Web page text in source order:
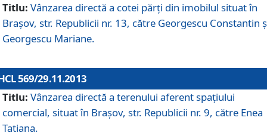
Titlu: Vânzarea directă a cotei părţi din imobilul situat în
Braşov, str. Republicii nr. 13, către Georgescu Constantin
Georgescu Mariane.
569/29.11.2013
Titlu: Vânzarea directă a terenului aferent spaţiului
comercial, situat în Braşov, str. Republicii nr. 9, către Enea
Tatiana.